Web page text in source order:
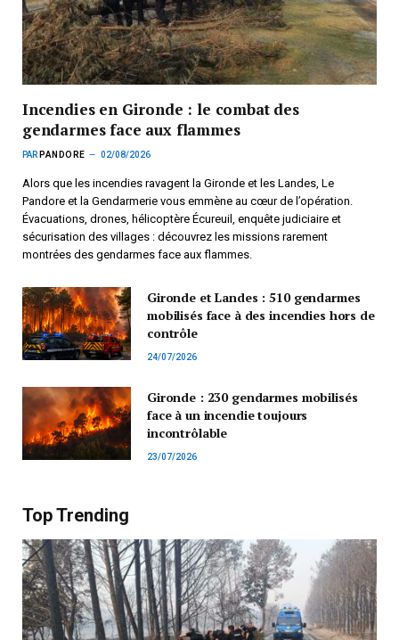
Incendies en Gironde : le combat des
gendarmes face aux flammes
PAR PANDORE 02/08/2026
Alors que les incendies ravagent la Gironde et les Landes, Le
Pandore et la Gendarmerie vous emmène au cœur de l’opération.
Évacuations, drones, hélicoptère Écureuil, enquête judiciaire et
sécurisation des villages : découvrez les missions rarement
montrées des gendarmes face aux flammes.
Gironde et Landes : 510 gendarmes
mobilisés face à des incendies hors de
contrôle
24/07/2026
Gironde : 230 gendarmes mobilisés
face à un incendie toujours
incontrôlable
23/07/2026
Top Trending